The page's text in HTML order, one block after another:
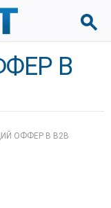
В
ОФФЕР В B2B